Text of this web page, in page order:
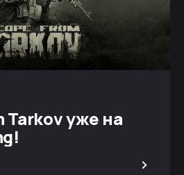
Tarkov уже на
>